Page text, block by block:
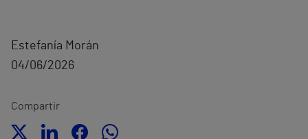
Estefanía Morán
04/06/2026
Compartir